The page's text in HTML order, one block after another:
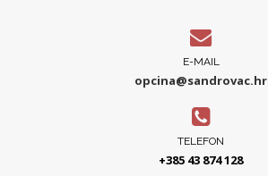
E-MAIL
opcina@sandrovac.hr
TELEFON
+385 43 874 128